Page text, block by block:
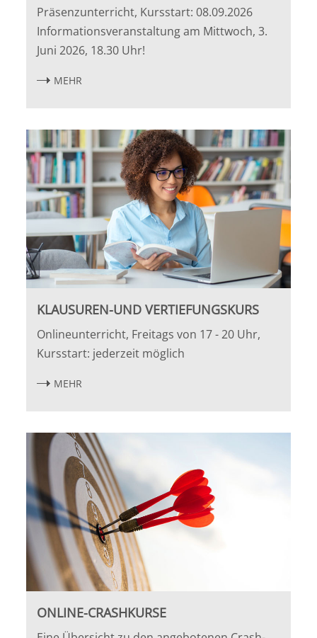
Präsenzunterricht, Kursstart: 08.09.2026
Informationsveranstaltung am Mittwoch, 3.
Juni 2026, 18.30 Uhr!
MEHR
KLAUSUREN-UND VERTIEFUNGSKURS
Onlineunterricht, Freitags von 17 - 20 Uhr,
Kursstart: jederzeit möglich
MEHR
ONLINE-CRASHKURSE
Leipzig
Lüneburg
Mainz
Marburg
München
Osnabrück
Potsdam
Saarbrücken
Trier
Tübingen
Wiesbaden
Würzburg